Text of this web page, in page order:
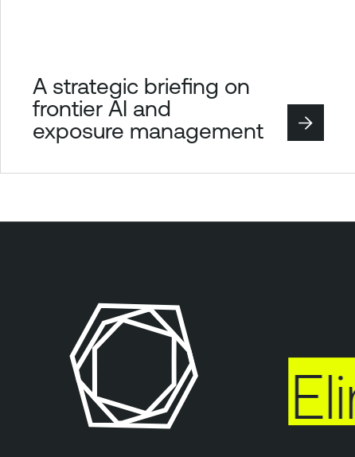
A strategic briefing on
frontier AI and
exposure management